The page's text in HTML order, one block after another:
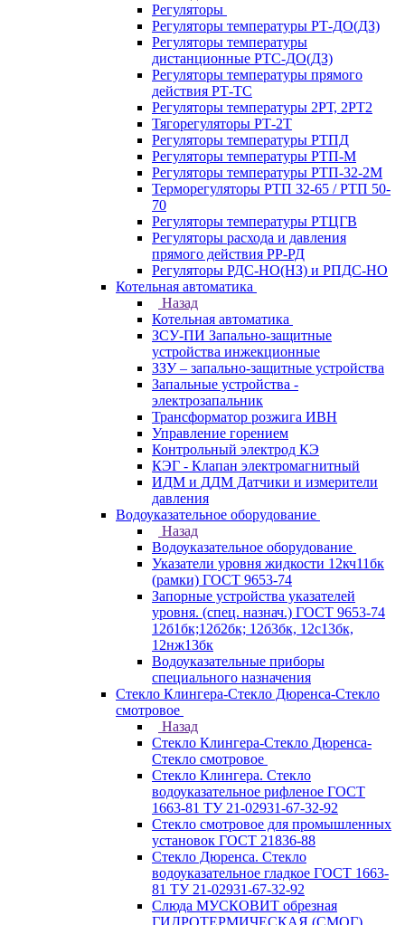
Регуляторы
Регуляторы температуры РТ-ДО(ДЗ)
Регуляторы температуры
дистанционные РТС-ДО(ДЗ)
Регуляторы температуры прямого
действия РТ-ТС
Регуляторы температуры 2РТ, 2РT2
Тягорегуляторы РТ-2Т
Регуляторы температуры РТПД
Регуляторы температуры РТП-M
Регуляторы температуры РТП-32-2М
Терморегуляторы РТП 32-65 / РТП 50-
70
Регуляторы температуры РТЦГВ
Регуляторы расхода и давления
прямого действия РР-РД
Регуляторы РДС-НО(НЗ) и РПДС-НО
Котельная автоматика
Назад
Котельная автоматика
ЗСУ-ПИ Запально-защитные
устройства инжекционные
ЗЗУ – запально-защитные устройства
Запальные устройства -
электрозапальник
Трансформатор розжига ИВН
Управление горением
Контрольный электрод КЭ
КЭГ - Клапан электромагнитный
ИДМ и ДДМ Датчики и измерители
давления
Водоуказательное оборудование
Назад
Водоуказательное оборудование
Указатели уровня жидкости 12кч11бк
(рамки) ГОСТ 9653-74
Запорные устройства указателей
уровня. (спец. назнач.) ГОСТ 9653-74
12б1бк;12б2бк; 12б3бк, 12с13бк,
12нж13бк
Водоуказательные приборы
специального назначения
Стекло Клингера-Стекло Дюренса-Стекло
смотровое
Назад
Стекло Клингера-Стекло Дюренса-
Стекло смотровое
Стекло Клингера. Стекло
водоуказательное рифленое ГОСТ
1663-81 ТУ 21-02931-67-32-92
Стекло смотровое для промышленных
установок ГОСТ 21836-88
Стекло Дюренса. Стекло
водоуказательное гладкое ГОСТ 1663-
81 ТУ 21-02931-67-32-92
Слюда МУСКОВИТ обрезная
ГИДРОТЕРМИЧЕСКАЯ (СМОГ)